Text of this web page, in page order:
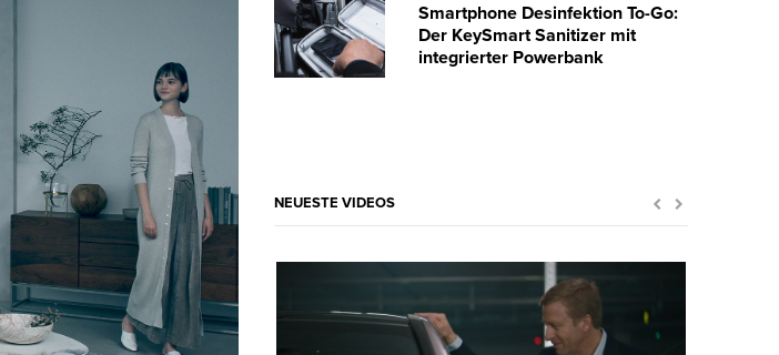
Smartphone Desinfektion To-Go:
Der KeySmart Sanitizer mit
integrierter Powerbank
NEUESTE VIDEOS